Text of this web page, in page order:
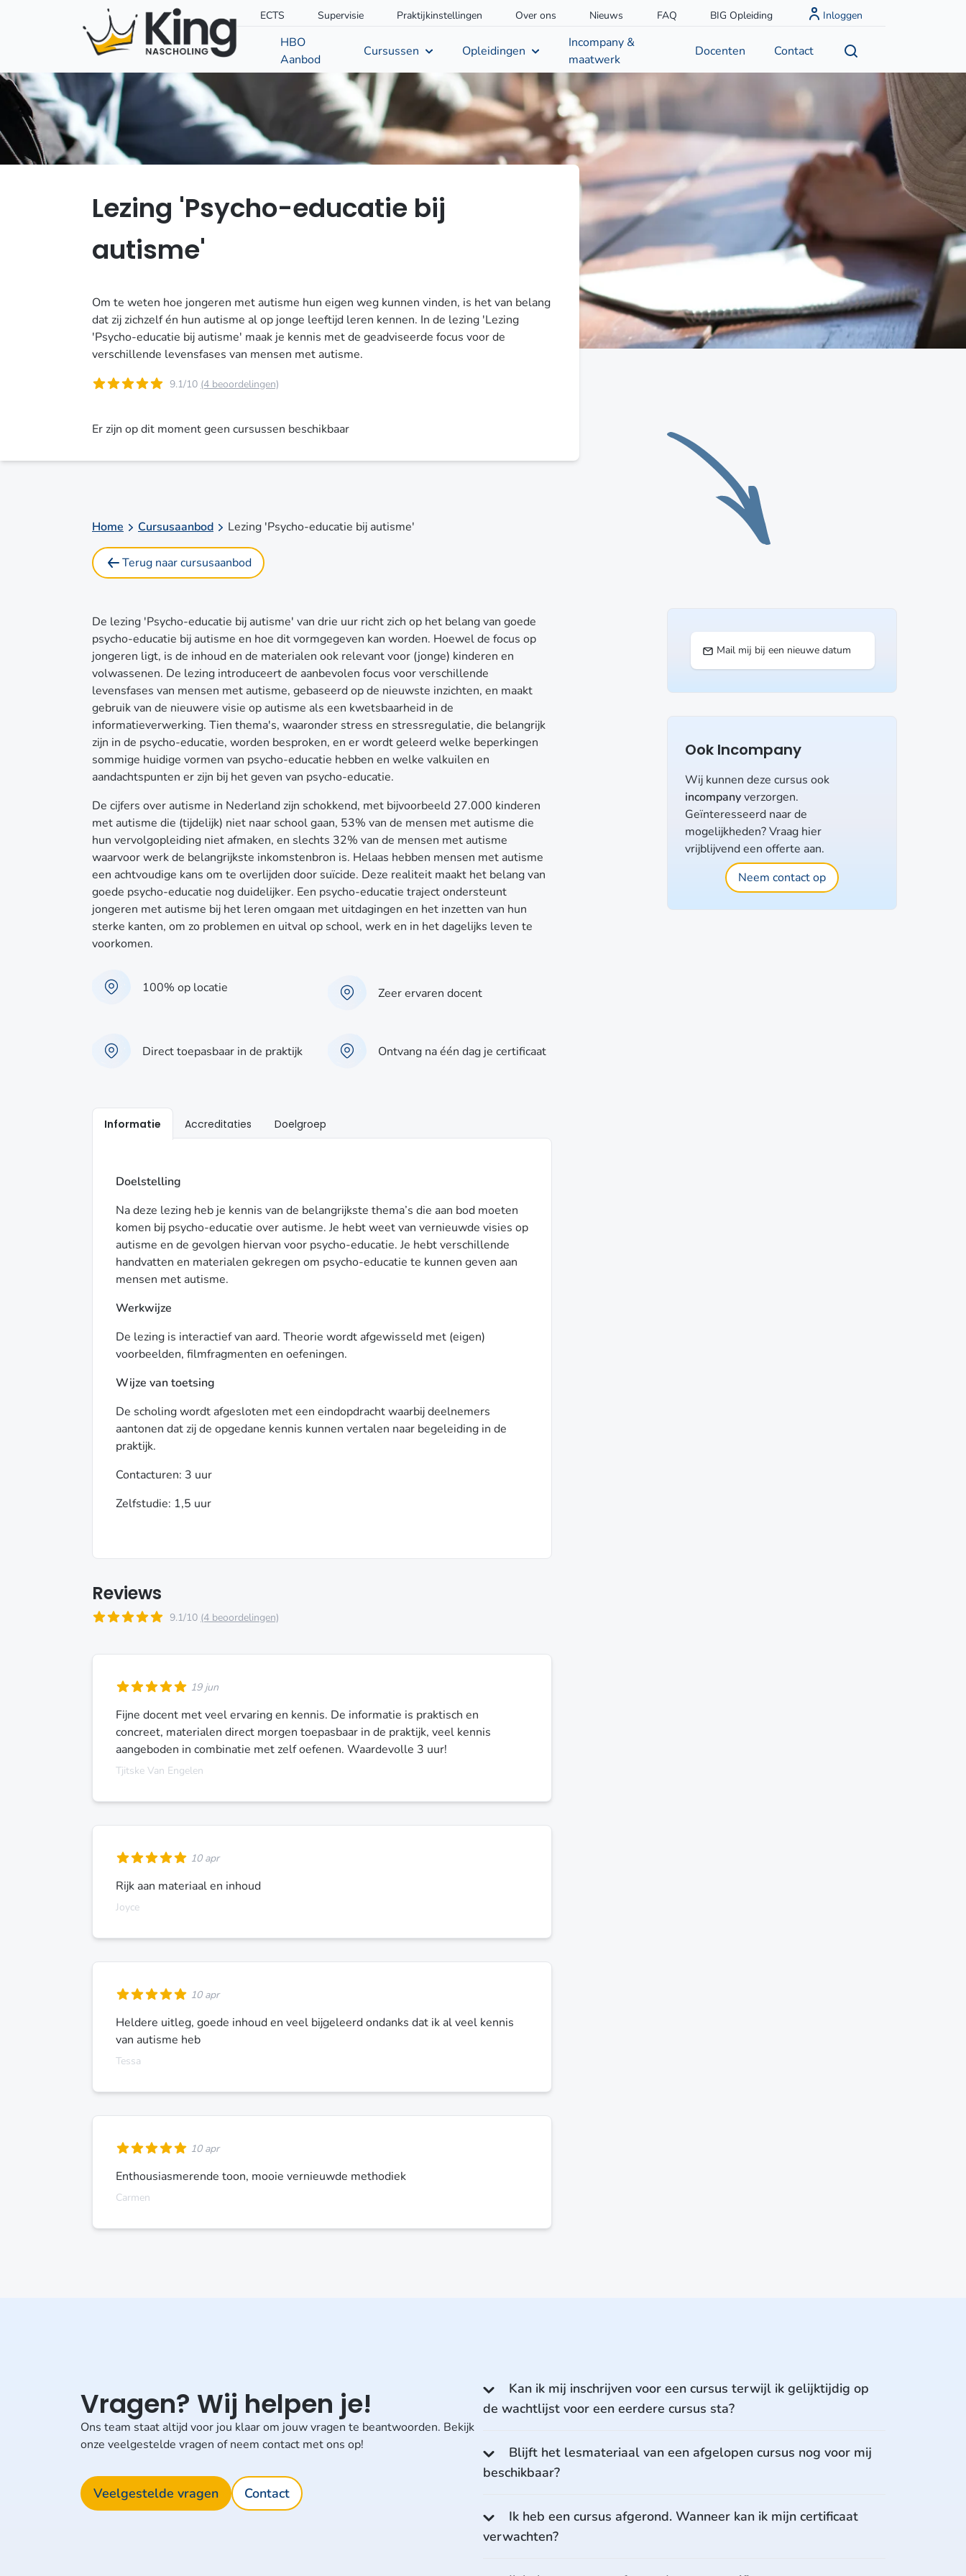
ECTS Supervisie Praktijkinstellingen Over ons Nieuws FAQ BIG Opleiding Inloggen
HBO
Aanbod
Cursussen Opleidingen
Incompany &
maatwerk
Docenten Contact
Lezing 'Psycho-educatie bij
autisme'
Om te weten hoe jongeren met autisme hun eigen weg kunnen vinden, is het van belang
dat zij zichzelf én hun autisme al op jonge leeftijd leren kennen. In de lezing 'Lezing
'Psycho-educatie bij autisme' maak je kennis met de geadviseerde focus voor de
verschillende levensfases van mensen met autisme.
9.1/10 (4 beoordelingen)
Er zijn op dit moment geen cursussen beschikbaar
Home Cursusaanbod Lezing 'Psycho-educatie bij autisme'
Terug naar cursusaanbod
De lezing 'Psycho-educatie bij autisme' van drie uur richt zich op het belang van goede
psycho-educatie bij autisme en hoe dit vormgegeven kan worden. Hoewel de focus op
jongeren ligt, is de inhoud en de materialen ook relevant voor (jonge) kinderen en
volwassenen. De lezing introduceert de aanbevolen focus voor verschillende
levensfases van mensen met autisme, gebaseerd op de nieuwste inzichten, en maakt
gebruik van de nieuwere visie op autisme als een kwetsbaarheid in de
informatieverwerking. Tien thema's, waaronder stress en stressregulatie, die belangrijk
zijn in de psycho-educatie, worden besproken, en er wordt geleerd welke beperkingen
sommige huidige vormen van psycho-educatie hebben en welke valkuilen en
aandachtspunten er zijn bij het geven van psycho-educatie.
De cijfers over autisme in Nederland zijn schokkend, met bijvoorbeeld 27.000 kinderen
met autisme die (tijdelijk) niet naar school gaan, 53% van de mensen met autisme die
hun vervolgopleiding niet afmaken, en slechts 32% van de mensen met autisme
waarvoor werk de belangrijkste inkomstenbron is. Helaas hebben mensen met autisme
een achtvoudige kans om te overlijden door suïcide. Deze realiteit maakt het belang van
goede psycho-educatie nog duidelijker. Een psycho-educatie traject ondersteunt
jongeren met autisme bij het leren omgaan met uitdagingen en het inzetten van hun
sterke kanten, om zo problemen en uitval op school, werk en in het dagelijks leven te
voorkomen.
100% op locatie Zeer ervaren docent
Direct toepasbaar in de praktijk Ontvang na één dag je certificaat
Informatie Accreditaties Doelgroep
Doelstelling
Na deze lezing heb je kennis van de belangrijkste thema’s die aan bod moeten
komen bij psycho-educatie over autisme. Je hebt weet van vernieuwde visies op
autisme en de gevolgen hiervan voor psycho-educatie. Je hebt verschillende
handvatten en materialen gekregen om psycho-educatie te kunnen geven aan
mensen met autisme.
Werkwijze
De lezing is interactief van aard. Theorie wordt afgewisseld met (eigen)
voorbeelden, filmfragmenten en oefeningen.
Wijze van toetsing
De scholing wordt afgesloten met een eindopdracht waarbij deelnemers
aantonen dat zij de opgedane kennis kunnen vertalen naar begeleiding in de
praktijk.
Contacturen: 3 uur
Zelfstudie: 1,5 uur
Reviews
9.1/10 (4 beoordelingen)
19 jun
Fijne docent met veel ervaring en kennis. De informatie is praktisch en
concreet, materialen direct morgen toepasbaar in de praktijk, veel kennis
aangeboden in combinatie met zelf oefenen. Waardevolle 3 uur!
Tjitske Van Engelen
10 apr
Rijk aan materiaal en inhoud
Joyce
10 apr
Heldere uitleg, goede inhoud en veel bijgeleerd ondanks dat ik al veel kennis
van autisme heb
Tessa
10 apr
Enthousiasmerende toon, mooie vernieuwde methodiek
Carmen
Mail mij bij een nieuwe datum
Ook Incompany
Wij kunnen deze cursus ook
incompanyverzorgen.
Geïnteresseerd naar de
mogelijkheden? Vraag hier
vrijblijvend een offerte aan.
Neem contact op
Vragen? Wij helpen je!
Ons team staat altijd voor jou klaar om jouw vragen te beantwoorden. Bekijk
onze veelgestelde vragen of neem contact met ons op!
Veelgestelde vragen Contact
Kan ik mij inschrijven voor een cursus terwijl ik gelijktijdig op
de wachtlijst voor een eerdere cursus sta?
Blijft het lesmateriaal van een afgelopen cursus nog voor mij
beschikbaar?
Ik heb een cursus afgerond. Wanneer kan ik mijn certificaat
verwachten?